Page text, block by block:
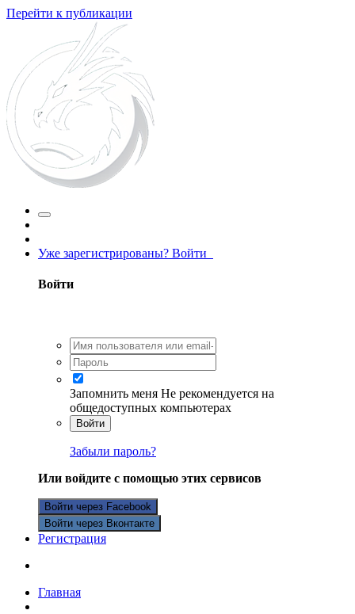
Перейти к публикации
Уже зарегистрированы? Войти
Войти
Запомнить меня Не рекомендуется на
общедоступных компьютерах
Войти
Забыли пароль?
Или войдите с помощью этих сервисов
Войти через Facebook
Войти через Вконтакте
Регистрация
Главная